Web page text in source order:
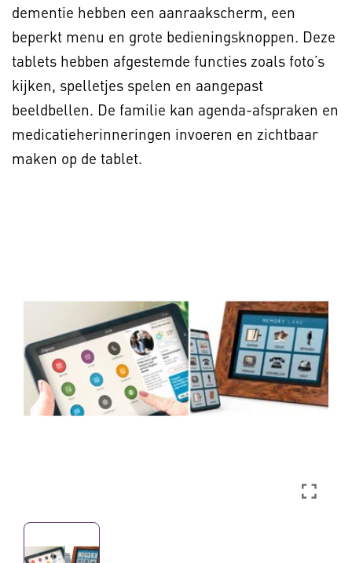
dementie hebben een aanraakscherm, een
beperkt menu en grote bedieningsknoppen. Deze
tablets hebben afgestemde functies zoals foto’s
kijken, spelletjes spelen en aangepast
beeldbellen. De familie kan agenda-afspraken en
medicatieherinneringen invoeren en zichtbaar
maken op de tablet.